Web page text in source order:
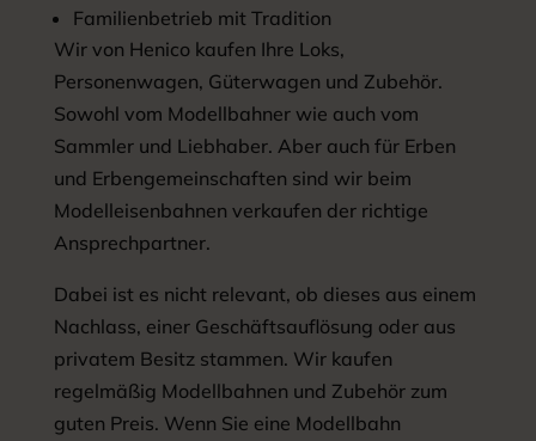
Familienbetrieb mit Tradition
Wir von Henico kaufen Ihre Loks,
Personenwagen, Güterwagen und Zubehör.
Sowohl vom Modellbahner wie auch vom
Sammler und Liebhaber. Aber auch für Erben
und Erbengemeinschaften sind wir beim
Modelleisenbahnen verkaufen der richtige
Ansprechpartner.
Dabei ist es nicht relevant, ob dieses aus einem
Nachlass, einer Geschäftsauflösung oder aus
privatem Besitz stammen. Wir kaufen
regelmäßig Modellbahnen und Zubehör zum
guten Preis. Wenn Sie eine Modellbahn